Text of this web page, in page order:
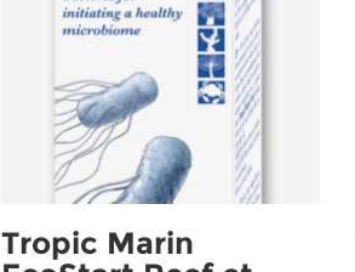
Tropic Marin